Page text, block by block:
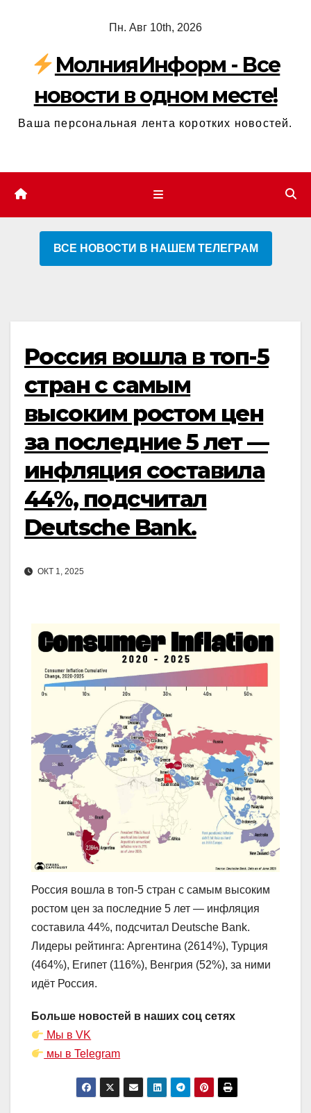
содержимому
Пн. Авг 10th, 2026
МолнияИнформ - Все
новости в одном месте!
Ваша персональная лента коротких новостей.
ВСЕ НОВОСТИ В НАШЕМ ТЕЛЕГРАМ
Россия вошла в топ-5
стран с самым
высоким ростом цен
за последние 5 лет —
инфляция составила
44%, подсчитал
Deutsche Bank.
ОКТ 1, 2025
Россия вошла в топ-5 стран с самым высоким
ростом цен за последние 5 лет — инфляция
составила 44%, подсчитал Deutsche Bank.
Лидеры рейтинга: Аргентина (2614%), Турция
(464%), Египет (116%), Венгрия (52%), за ними
идёт Россия.
Больше новостей в наших соц сетях
Мы в VK
мы в Telegram